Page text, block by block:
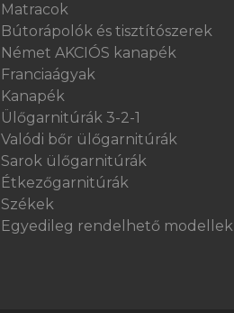
Matracok
Bútorápolók és tisztítószerek
Német AKCIÓS kanapék
Franciaágyak
Kanapék
Ülőgarnitúrák 3-2-1
Valódi bőr ülőgarnitúrák
Sarok ülőgarnitúrák
Étkezőgarnitúrák
Székek
Egyedileg rendelhető modellek